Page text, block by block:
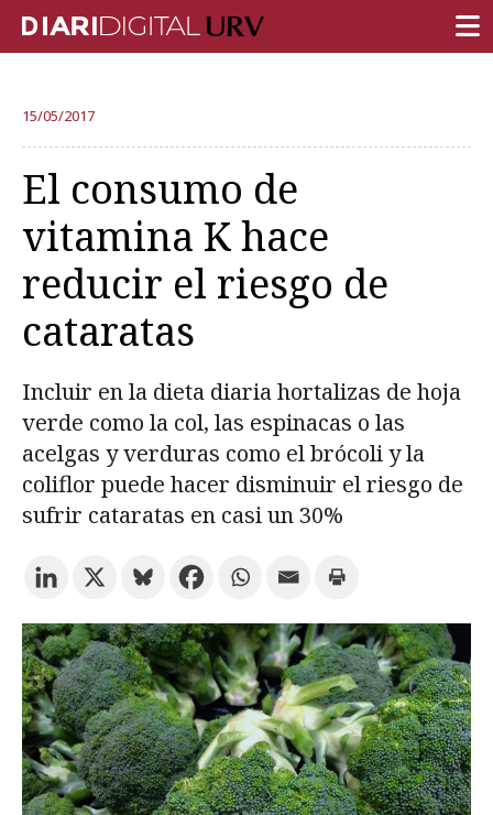
INVESTIGACIÓN
DOCENCIA
INSTITUCIÓN
VIDA EN EL CAMPUS
COMUNIDAD URV
Ámbitos universitarios
Suscríbete a los boletines electrónicos de la URV Agenda
ESPAÑOL CATALÀ ENGLISH
15/05/2017
El consumo de
vitamina K hace
reducir el riesgo de
cataratas
Incluir en la dieta diaria hortalizas de hoja
verde como la col, las espinacas o las
acelgas y verduras como el brócoli y la
coliflor puede hacer disminuir el riesgo de
sufrir cataratas en casi un 30%